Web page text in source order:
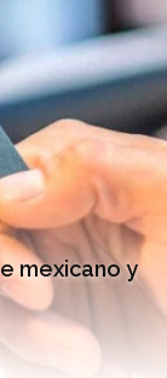
mexicano y